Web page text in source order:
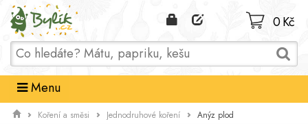
Domů
0 Kč
Menu
Koření a směsi Jednodruhové koření Anýz plod